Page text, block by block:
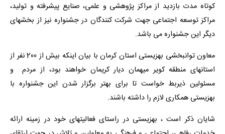
کوتاه مدت بازدید از مراکز پژوهشی و علمی، صنایع پیشرفته و تولید،
مراکز توسعه اجتماعی جهت شرکت کنندگان در جشنواره نیز از بخشهای
دیگر این جشنواره می باشد.
معاون توانبخشی بهزیستی استان کرمان با بیان اینکه بیش از 200 نفر از
استانهای منطقه کویر میهمان دیار کریمان خواهند بود، از مردم و
مسئولین ذیربط خواست تا برای بهتر برگزار شدن این جشنواره با
بهزیستی همکاری لازم را داشته باشند.
شایان ذکر است ، بهزیستی در راستای فعالیتهای خود در زمینه ارائه